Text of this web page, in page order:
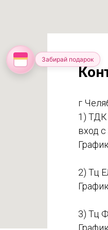
Забирай подарок
г
1) ТДК
вход
2) Тц
3) Тц